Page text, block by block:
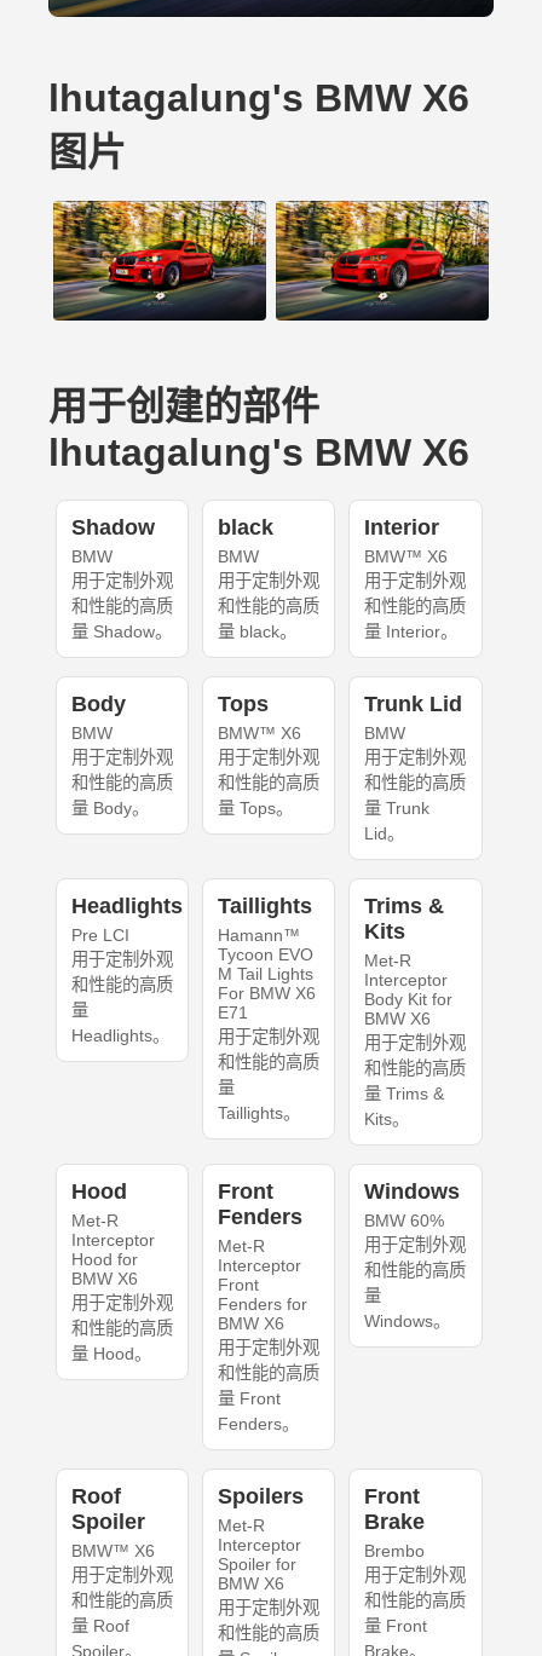
lhutagalung's BMW X6
图片
用于创建的部件
lhutagalung's BMW X6
Shadow
BMW
用于定制外观
和性能的高质
量 Shadow。
black
BMW
用于定制外观
和性能的高质
量 black。
Interior
BMW™ X6
用于定制外观
和性能的高质
量 Interior。
Body
BMW
用于定制外观
和性能的高质
量 Body。
Tops
BMW™ X6
用于定制外观
和性能的高质
量 Tops。
Trunk Lid
BMW
用于定制外观
和性能的高质
量 Trunk
Lid。
Headlights
Pre LCI
用于定制外观
和性能的高质
量
Headlights。
Taillights
Hamann™
Tycoon EVO
M Tail Lights
For BMW X6
E71
用于定制外观
和性能的高质
量
Taillights。
Trims &
Kits
Met-R
Interceptor
Body Kit for
BMW X6
用于定制外观
和性能的高质
量 Trims &
Kits。
Hood
Met-R
Interceptor
Hood for
BMW X6
用于定制外观
和性能的高质
量 Hood。
Front
Fenders
Met-R
Interceptor
Front
Fenders for
BMW X6
用于定制外观
和性能的高质
量 Front
Fenders。
Windows
BMW 60%
用于定制外观
和性能的高质
量
Windows。
Roof
Spoiler
BMW™ X6
用于定制外观
和性能的高质
量 Roof
Spoiler。
Spoilers
Met-R
Interceptor
Spoiler for
BMW X6
用于定制外观
和性能的高质
Front
Brake
Brembo
用于定制外观
和性能的高质
量 Front
Brake。